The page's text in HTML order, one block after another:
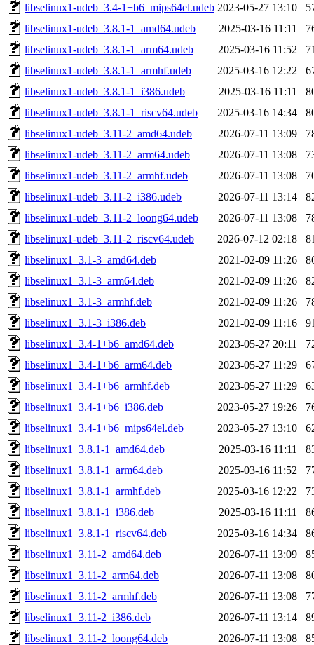
libselinux1-udeb_3.4-1+b6_mips64el.udeb 2023-05-27 13:10
libselinux1-udeb_3.8.1-1_amd64.udeb
2025-03-16 11:11
libselinux1-udeb_3.8.1-1_arm64.udeb
2025-03-16 11:52
libselinux1-udeb_3.8.1-1_armhf.udeb
2025-03-16 12:22
libselinux1-udeb_3.8.1-1_i386.udeb
2025-03-16 11:11
libselinux1-udeb_3.8.1-1_riscv64.udeb
2025-03-16 14:34
libselinux1-udeb_3.11-2_amd64.udeb
2026-07-11 13:09
libselinux1-udeb_3.11-2_arm64.udeb
2026-07-11 13:08
libselinux1-udeb_3.11-2_armhf.udeb
2026-07-11 13:08
libselinux1-udeb_3.11-2_i386.udeb
2026-07-11 13:14
libselinux1-udeb_3.11-2_loong64.udeb
2026-07-11 13:08
libselinux1-udeb_3.11-2_riscv64.udeb
2026-07-12 02:18
libselinux1_3.1-3_amd64.deb
2021-02-09 11:26
libselinux1_3.1-3_arm64.deb
2021-02-09 11:26
libselinux1_3.1-3_armhf.deb
2021-02-09 11:26
libselinux1_3.1-3_i386.deb
2021-02-09 11:16
libselinux1_3.4-1+b6_amd64.deb
2023-05-27 20:11
libselinux1_3.4-1+b6_arm64.deb
2023-05-27 11:29
libselinux1_3.4-1+b6_armhf.deb
2023-05-27 11:29
libselinux1_3.4-1+b6_i386.deb
2023-05-27 19:26
libselinux1_3.4-1+b6_mips64el.deb
2023-05-27 13:10
libselinux1_3.8.1-1_amd64.deb
2025-03-16 11:11
libselinux1_3.8.1-1_arm64.deb
2025-03-16 11:52
libselinux1_3.8.1-1_armhf.deb
2025-03-16 12:22
libselinux1_3.8.1-1_i386.deb
2025-03-16 11:11
libselinux1_3.8.1-1_riscv64.deb
2025-03-16 14:34
libselinux1_3.11-2_amd64.deb
2026-07-11 13:09
libselinux1_3.11-2_arm64.deb
2026-07-11 13:08
libselinux1_3.11-2_armhf.deb
2026-07-11 13:08
libselinux1_3.11-2_i386.deb
2026-07-11 13:14
libselinux1_3.11-2_loong64.deb
2026-07-11 13:08